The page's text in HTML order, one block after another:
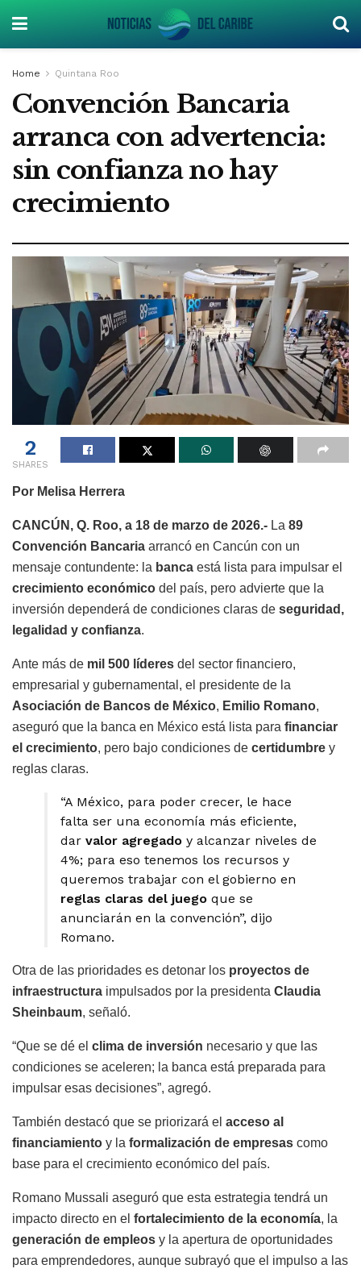
Home Quintana Roo
Convención Bancaria
arranca con advertencia:
sin confianza no hay
crecimiento
2
SHARES
Por Melisa Herrera
CANCÚN, Q. Roo, a 18 de marzo de 2026.- La 89
Convención Bancaria arrancó en Cancún con un
mensaje contundente: la banca está lista para impulsar el
crecimiento económico del país, pero advierte que la
inversión dependerá de condiciones claras de seguridad,
legalidad y confianza.
Ante más de mil 500 líderes del sector financiero,
empresarial y gubernamental, el presidente de la
Asociación de Bancos de México, Emilio Romano,
aseguró que la banca en México está lista para financiar
el crecimiento, pero bajo condiciones de certidumbre y
reglas claras.
“A México, para poder crecer, le hace
falta ser una economía más eficiente,
dar valor agregado y alcanzar niveles de
4%; para eso tenemos los recursos y
queremos trabajar con el gobierno en
reglas claras del juego que se
anunciarán en la convención”, dijo
Romano.
Otra de las prioridades es detonar los proyectos de
infraestructura impulsados por la presidenta Claudia
Sheinbaum, señaló.
“Que se dé el clima de inversión necesario y que las
condiciones se aceleren; la banca está preparada para
impulsar esas decisiones”, agregó.
También destacó que se priorizará el acceso al
financiamiento y la formalización de empresas como
base para el crecimiento económico del país.
Romano Mussali aseguró que esta estrategia tendrá un
impacto directo en el fortalecimiento de la economía, la
generación de empleos y la apertura de oportunidades
para emprendedores, aunque subrayó que el impulso a las